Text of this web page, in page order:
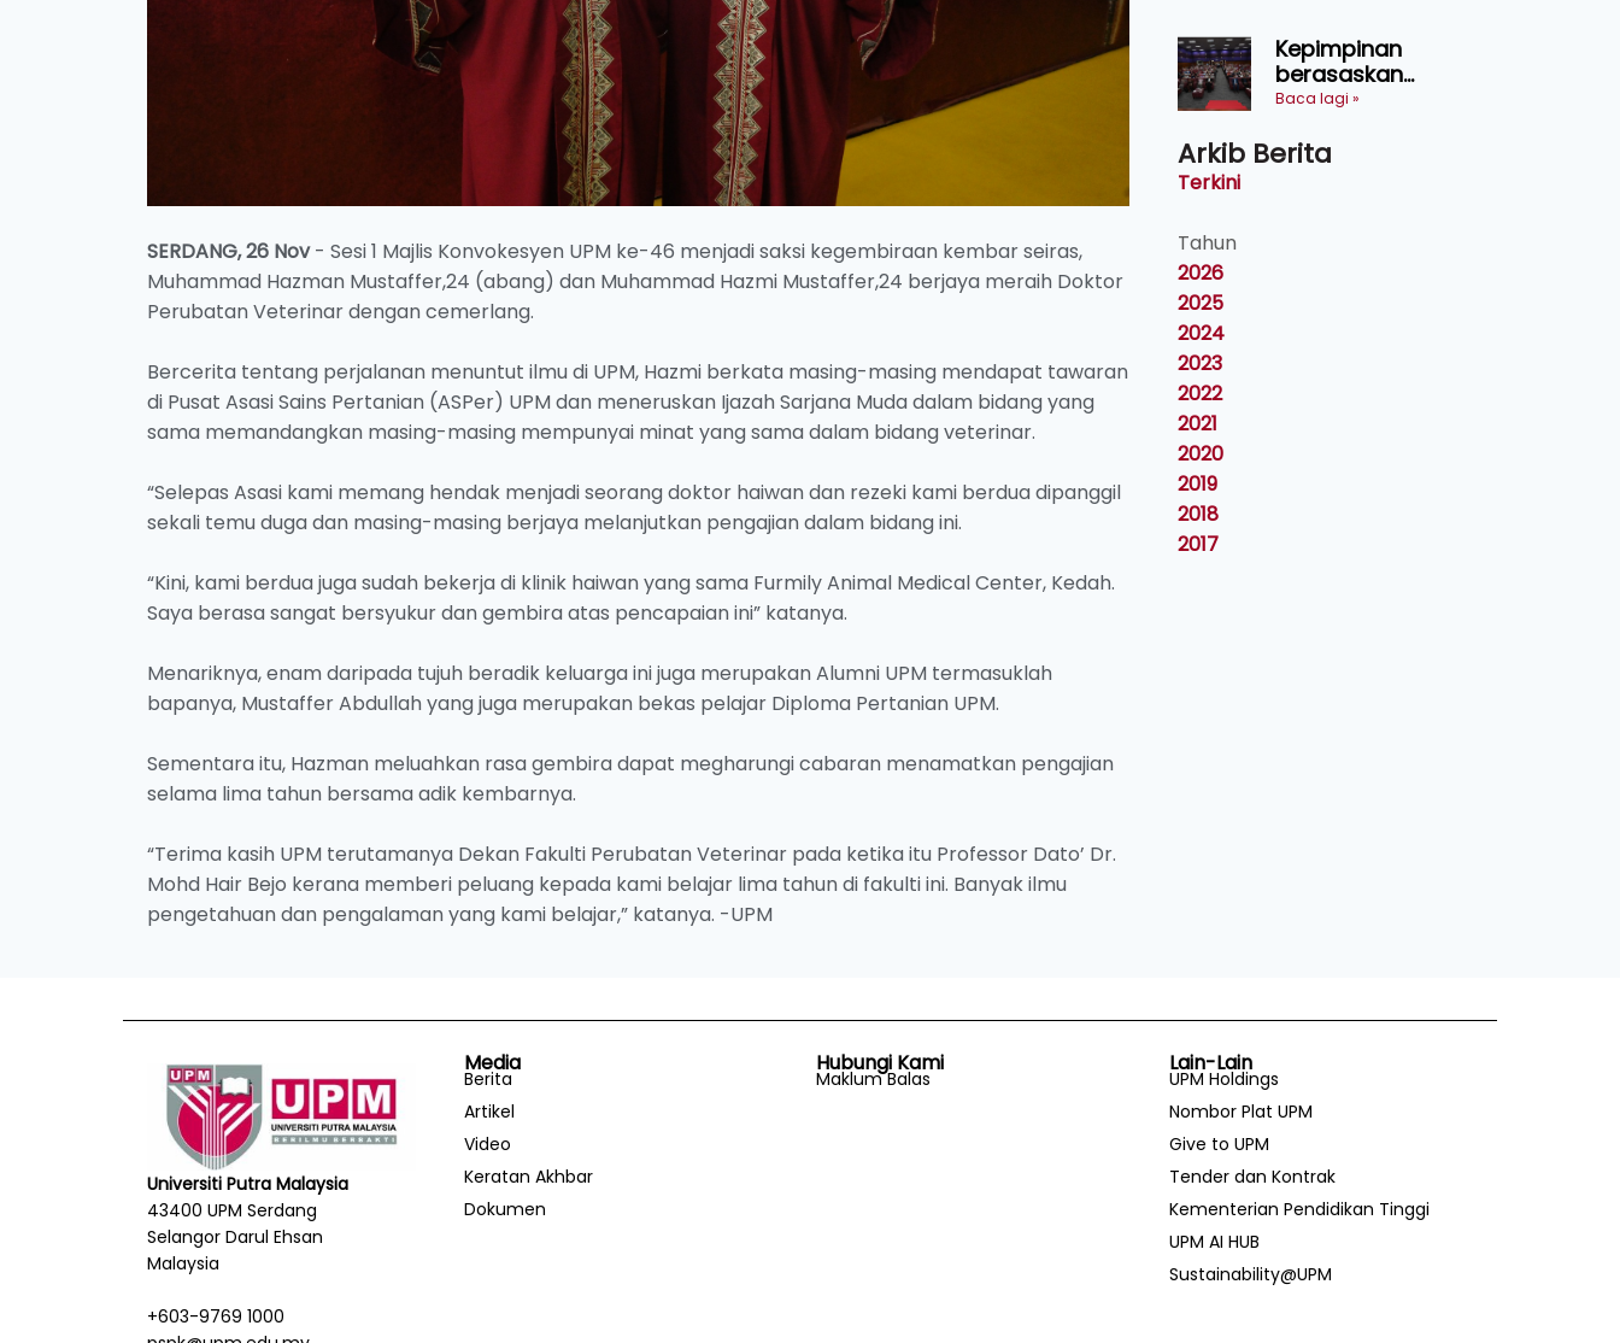
SERDANG, 26 Nov- Sesi 1 Majlis Konvokesyen UPM ke-46 menjadi saksi kegembiraan kembar seiras,
Muhammad Hazman Mustaffer,24 (abang) dan Muhammad Hazmi Mustaffer,24 berjaya meraih Doktor
Perubatan Veterinar dengan cemerlang.
Bercerita tentang perjalanan menuntut ilmu di UPM, Hazmi berkata masing-masing mendapat tawaran
di Pusat Asasi Sains Pertanian (ASPer) UPM dan meneruskan Ijazah Sarjana Muda dalam bidang yang
sama memandangkan masing-masing mempunyai minat yang sama dalam bidang veterinar.
“Selepas Asasi kami memang hendak menjadi seorang doktor haiwan dan rezeki kami berdua dipanggil
sekali temu duga dan masing-masing berjaya melanjutkan pengajian dalam bidang ini.
“Kini, kami berdua juga sudah bekerja di klinik haiwan yang sama Furmily Animal Medical Center, Kedah.
Saya berasa sangat bersyukur dan gembira atas pencapaian ini” katanya.
Menariknya, enam daripada tujuh beradik keluarga ini juga merupakan Alumni UPM termasuklah
bapanya, Mustaffer Abdullah yang juga merupakan bekas pelajar Diploma Pertanian UPM.
Sementara itu, Hazman meluahkan rasa gembira dapat megharungi cabaran menamatkan pengajian
selama lima tahun bersama adik kembarnya.
“Terima kasih UPM terutamanya Dekan Fakulti Perubatan Veterinar pada ketika itu Professor Dato’ Dr.
Mohd Hair Bejo kerana memberi peluang kepada kami belajar lima tahun di fakulti ini. Banyak ilmu
pengetahuan dan pengalaman yang kami belajar,” katanya. -UPM
lawatan rasmi ke
China
Kepimpinan
berasaskan
kepercayaan
kecemerlangan
Baca lagi »
Arkib Berita
Terkini
Tahun
2026
2025
2024
2023
2022
2021
2020
2019
2018
2017
Universiti Putra Malaysia
43400 UPM Serdang
Selangor Darul Ehsan
Malaysia
+603-9769 1000
Media
Berita
Artikel
Video
Keratan Akhbar
Dokumen
Hubungi Kami
Maklum Balas
Lain-Lain
UPM Holdings
Nombor Plat UPM
Give to UPM
Tender dan Kontrak
Kementerian Pendidikan Tinggi
UPM AI HUB
Sustainability@UPM